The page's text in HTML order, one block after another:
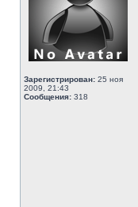
Зарегистрирован: 25 ноя
2009, 21:43
Сообщения: 318